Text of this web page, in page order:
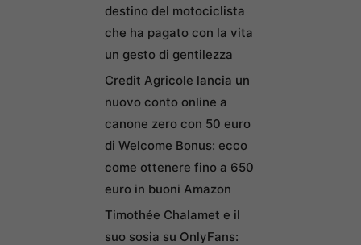
destino del motociclista
che ha pagato con la vita
un gesto di gentilezza
Credit Agricole lancia un
nuovo conto online a
canone zero con 50 euro
di Welcome Bonus: ecco
come ottenere fino a 650
euro in buoni Amazon
Timothée Chalamet e il
suo sosia su OnlyFans: